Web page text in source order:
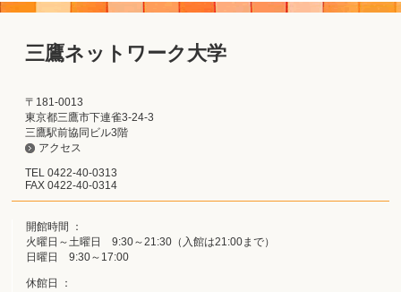
三鷹ネットワーク大学
〒181-0013
東京都三鷹市下連雀3-24-3
三鷹駅前協同ビル3階
アクセス
TEL 0422-40-0313
FAX 0422-40-0314
開館時間 ：
火曜日～土曜日 9:30～21:30（入館は21:00まで）
日曜日 9:30～17:00
休館日 ：